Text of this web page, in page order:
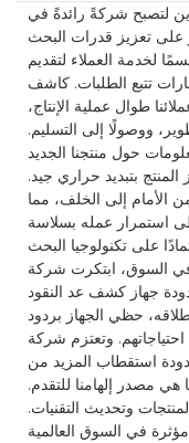
لتصبح شركةً رائدةً في
على تعزيز قدرات البحث
لخدمة العملاء لتقديم
تتبع الطلبات. كاشف
طوال عملية الإنتاج،
ووصولًا إلى التسليم.
حول منتجنا الجديد
بتبديد حراري جيد.
الأمام إلى الخلف، مما
على تكنولوجيا البحث
في السوق، ابتكرت شركة
جهاز كشف عد النقود
حظي الجهاز بردود
احتياجاتهم. وتعتزم شركة
استقطاب المزيد من
مصدر إلهامنا للتقدم.
وتحديث التقنيات.